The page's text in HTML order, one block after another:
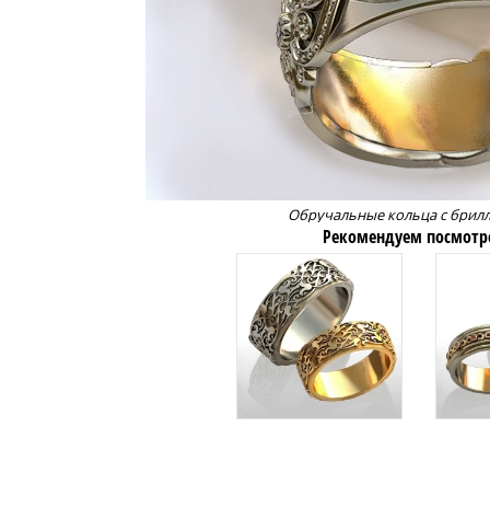
Обручальные кольца с
Рекомендуем